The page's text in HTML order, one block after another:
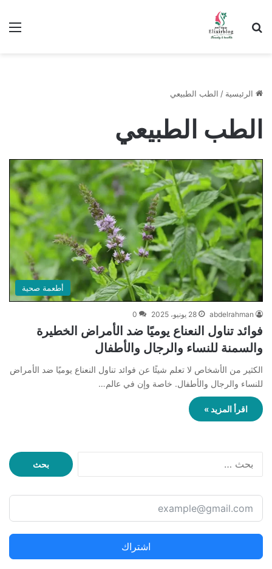
ابحث عن
الرئيسية / الطب الطبيعي
الطب الطبيعي
أطعمة صحية
abdelrahman 28 يونيو، 2025 0
فوائد تناول النعناع يوميًا ضد الأمراض الخطيرة
والسمنة للنساء والرجال والأطفال
الكثير من الأشخاص لا تعلم شيئًا عن فوائد تناول النعناع يوميًا ضد الأمراض
للنساء والرجال والأطفال. خاصة وإن في عالم…
اقرأ المزيد »
ح
ع
ن
اشتراك